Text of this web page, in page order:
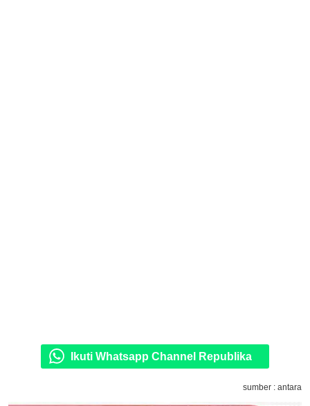
Ikuti Whatsapp Channel Republika
sumber : antara